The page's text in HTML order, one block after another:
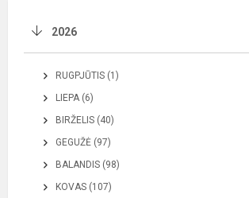
2026
RUGPJŪTIS (1)
LIEPA (6)
BIRŽELIS (40)
GEGUŽĖ (97)
BALANDIS (98)
KOVAS (107)